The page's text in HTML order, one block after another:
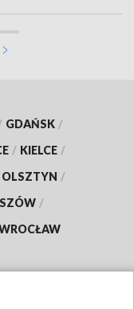
GDAŃSK /
/ KIELCE /
OLSZTYN /
/